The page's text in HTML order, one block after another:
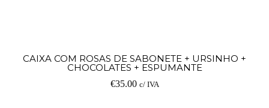
CAIXA COM ROSAS DE SABONETE + URSINHO +
CHOCOLATES + ESPUMANTE
€35.00 c/ IVA